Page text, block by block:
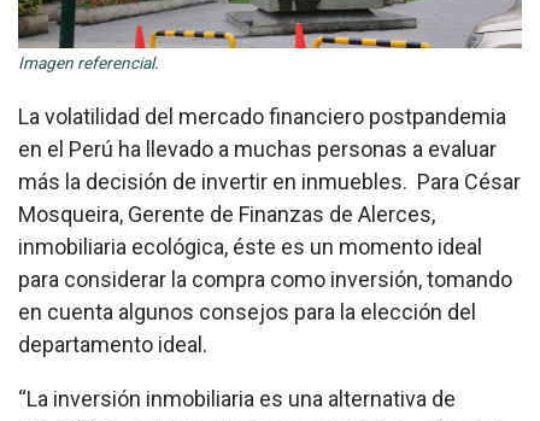
Imagen referencial.
La volatilidad del mercado financiero postpandemia
en el Perú ha llevado a muchas personas a evaluar
más la decisión de invertir en inmuebles. Para César
Mosqueira, Gerente de Finanzas de Alerces,
inmobiliaria ecológica, éste es un momento ideal
para considerar la compra como inversión, tomando
en cuenta algunos consejos para la elección del
departamento ideal.
“La inversión inmobiliaria es una alternativa de